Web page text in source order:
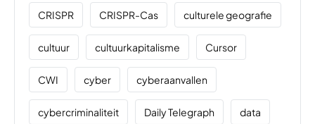
CRISPR CRISPR-Cas culturele geografie
cultuur cultuurkapitalisme Cursor
CWI cyber cyberaanvallen
cybercriminaliteit Daily Telegraph data